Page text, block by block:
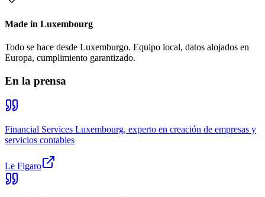
Made in Luxembourg
Todo se hace desde Luxemburgo. Equipo local, datos alojados en
Europa, cumplimiento garantizado.
En la prensa
Financial Services Luxembourg, experto en creación de empresas y
servicios contables
Le Figaro